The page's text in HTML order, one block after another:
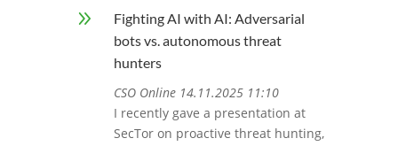
9
Fighting AI with AI: Adversarial
bots vs. autonomous threat
hunters
CSO Online 14.11.2025 11:10
I recently gave a presentation at
SecTor on proactive threat hunting,